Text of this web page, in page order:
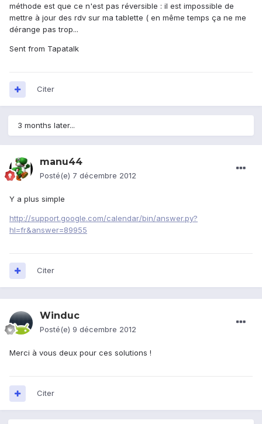
méthode est que ce n'est pas réversible : il est impossible de
mettre à jour des rdv sur ma tablette ( en même temps ça ne me
dérange pas trop...
Sent from Tapatalk
Citer
3 months later...
manu44
Posté(e) 7 décembre 2012
Y a plus simple
http://support.google.com/calendar/bin/answer.py?
hl=fr&answer=89955
Citer
Winduc
Posté(e) 9 décembre 2012
Merci à vous deux pour ces solutions !
Citer